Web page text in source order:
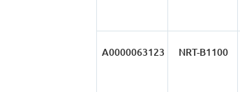
А0000063123 NRT-B1100